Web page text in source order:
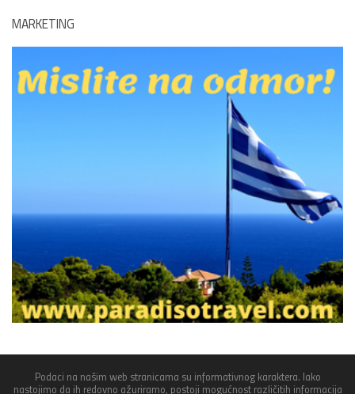
MARKETING
Podaci na našim web stranicama su informativnog karaktera. Iako
nastojimo da ih redovno ažuriramo, postoji mogućnost različitih informacija